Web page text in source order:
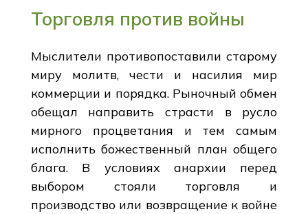
Торговля против войны
Мыслители противопоставили старому
миру молитв, чести и насилия мир
коммерции и порядка. Рыночный обмен
обещал направить страсти в русло
мирного процветания и тем самым
исполнить божественный план общего
блага. В условиях анархии перед
выбором стояли торговля и
производство или возвращение к войне